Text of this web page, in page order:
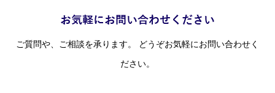
ご質問や、ご相談を承ります。 どうぞお気軽にお問い合わせく
ださい。